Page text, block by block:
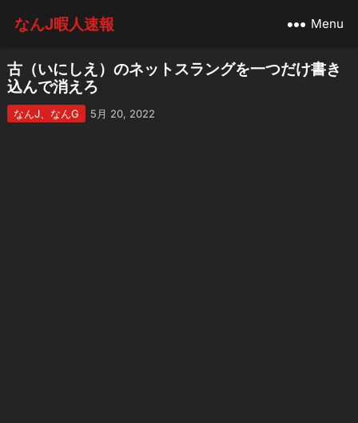
なんJ暇人速報 Menu
古（いにしえ）のネットスラングを一つだけ書き
込んで消えろ
なんJ、なんG 5月 20, 2022